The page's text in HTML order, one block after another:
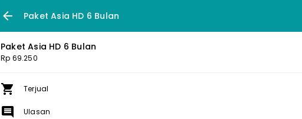
Paket Asia HD 6 Bulan
Paket Asia HD 6 Bulan
Rp 69.250
Terjual
Ulasan